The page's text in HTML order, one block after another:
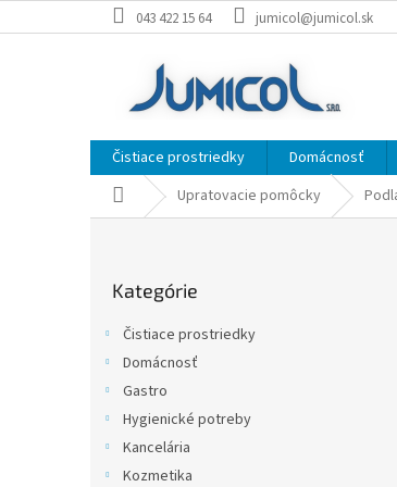
na
043 422 15 64 jumicol@jumicol.sk
Čistiace prostriedky Domácnosť
DomovUpratovacie pomôcky
kategórie
Kategórie
Čistiace prostriedky
Domácnosť
Gastro
Hygienické potreby
Kancelária
Kozmetika